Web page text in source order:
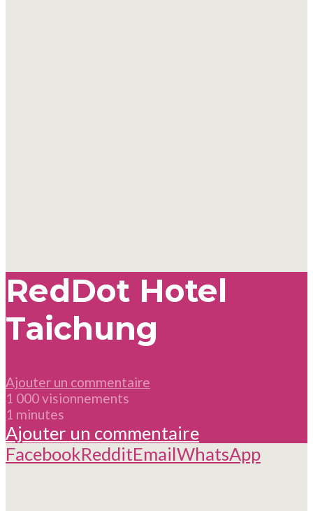
RedDot Hotel
Taichung
Ajouter un commentaire
1 000 visionnements
1 minutes
Ajouter un commentaire
FacebookRedditEmailWhatsApp